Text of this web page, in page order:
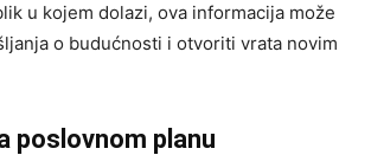
u kojem dolazi, ova informacija može
o budućnosti i otvoriti vrata novim
poslovnom planu